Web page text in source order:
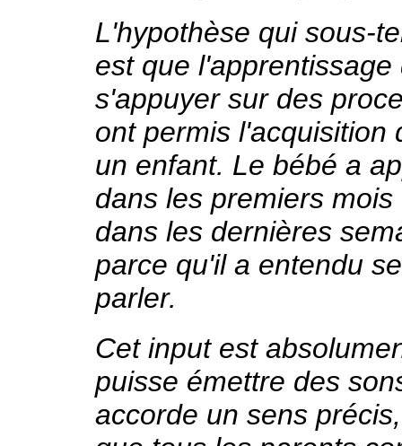
L'hypothèse qui sous-
est que
s'appuyer sur des
ont permis l'acquisition
un enfant. Le bébé a
dans les premiers
dans les dernières
parce qu'il a entendu
parler.
Cet input est
puisse émettre des
accorde un sens